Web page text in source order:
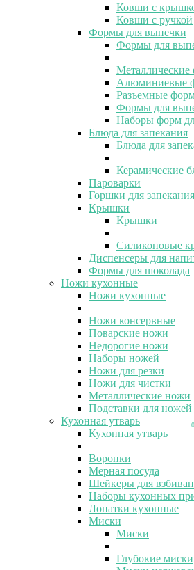
0
Ковши с
Ковши с ручкой
Формы для выпечки
Формы для
Алюминиевые
Разъемные
Формы для
Наборы форм
Блюда для запекания
Блюда для
Керамические
Пароварки
Горшки для запекания
Крышки
Крышки
Силиконовые
Диспенсеры для
Формы для шоколада
Ножи кухонные
Ножи кухонные
Ножи консервные
Поварские ножи
Недорогие ножи
Наборы ножей
Ножи для резки
Ножи для чистки
Металлические ножи
Подставки для ножей
Кухонная утварь
Кухонная утварь
Воронки
Мерная посуда
Шейкеры для
Наборы кухонных
Лопатки кухонные
Миски
Миски
Глубокие миски